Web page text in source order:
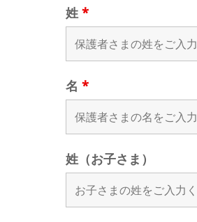
姓 *
名 *
姓（お子さま）